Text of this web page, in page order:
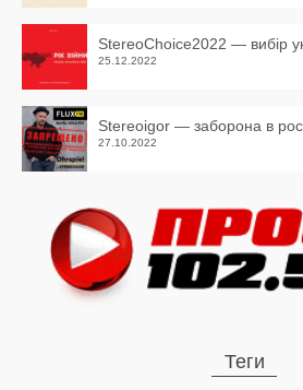
StereoChoice2022 — вибір
25.12.2022
Stereoigor — заборона в
27.10.2022
Теги